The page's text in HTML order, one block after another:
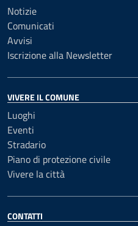
Notizie
Comunicati
Avvisi
Iscrizione alla Newsletter
VIVERE IL COMUNE
Luoghi
Eventi
Stradario
Piano di protezione civile
Vivere la città
CONTATTI